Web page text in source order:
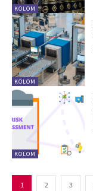
KOLOM
KOLOM
KOLOM
1 2 3